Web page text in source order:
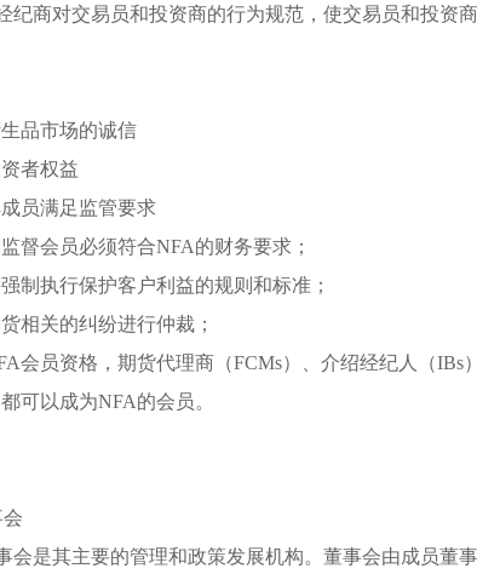
纪商对交易员和投资商的行为规范，使交易员和投资
品市场的诚信
者权益
员满足监管要求
督会员必须符合NFA的财务要求；
制执行保护客户利益的规则和标准；
相关的纠纷进行仲裁；
会员资格，期货代理商（FCMs）、介绍经纪人（
都可以成为NFA的会员。
会
会是其主要的管理和政策发展机构。董事会由成员董